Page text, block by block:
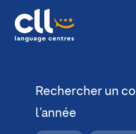
Rechercher un
l'année